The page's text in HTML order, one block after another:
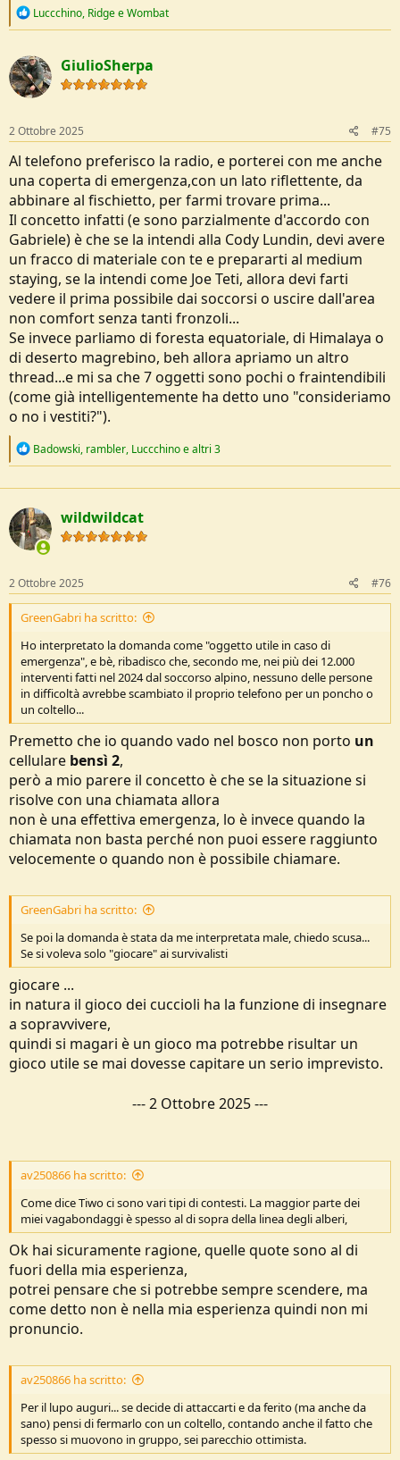
potresti darci qualche suggerimento.
---
Dicono che in veneto ci sia l'invasione di tassi etilici...
R
c
t
i
o
s
:
Luccchino, RidgeeWombat
GiulioSherpa
2 Ottobre 2025 #75
Al telefono preferisco la radio, e porterei con me anche
una coperta di emergenza,con un lato riflettente, da
abbinare al fischietto, per farmi trovare prima...
Il concetto infatti (e sono parzialmente d'accordo con
Gabriele) è che se la intendi alla Cody Lundin, devi avere
un fracco di materiale con te e prepararti al medium
staying, se la intendi come Joe Teti, allora devi farti
vedere il prima possibile dai soccorsi o uscire dall'area
non comfort senza tanti fronzoli...
Se invece parliamo di foresta equatoriale, di Himalaya o
di deserto magrebino, beh allora apriamo un altro
thread...e mi sa che 7 oggetti sono pochi o fraintendibili
(come già intelligentemente ha detto uno "consideriamo
o no i vestiti?").
R
c
t
i
o
n
Badowski, rambler, Luccchinoe altri 3
wildwildcat
2 Ottobre 2025 #76
GreenGabri ha scritto:
Ho interpretato la domanda come "oggetto utile in caso di
emergenza", e bè, ribadisco che, secondo me, nei più dei 12.000
interventi fatti nel 2024 dal soccorso alpino, nessuno delle persone
in difficoltà avrebbe scambiato il proprio telefono per un poncho o
un coltello...
Premetto che io quando vado nel bosco non porto un
cellulare bensì 2,
però a mio parere il concetto è che se la situazione si
risolve con una chiamata allora
non è una effettiva emergenza, lo è invece quando la
chiamata non basta perché non puoi essere raggiunto
velocemente o quando non è possibile chiamare.
GreenGabri ha scritto:
Se poi la domanda è stata da me interpretata male, chiedo scusa...
Se si voleva solo "giocare" ai survivalisti
giocare ...
in natura il gioco dei cuccioli ha la funzione di insegnare
a sopravvivere,
quindi si magari è un gioco ma potrebbe risultar un
gioco utile se mai dovesse capitare un serio imprevisto.
---2 Ottobre 2025---
av250866 ha scritto:
Come dice Tiwo ci sono vari tipi di contesti. La maggior parte dei
miei vagabondaggi è spesso al di sopra della linea degli alberi,
Ok hai sicuramente ragione, quelle quote sono al di
fuori della mia esperienza,
potrei pensare che si potrebbe sempre scendere, ma
come detto non è nella mia esperienza quindi non mi
pronuncio.
av250866 ha scritto:
Per il lupo auguri... se decide di attaccarti e da ferito (ma anche da
sano) pensi di fermarlo con un coltello, contando anche il fatto che
spesso si muovono in gruppo, sei parecchio ottimista.